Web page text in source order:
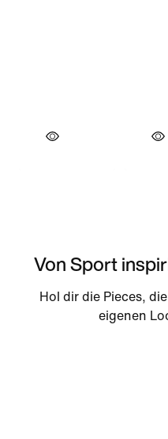
Von Sport
Hol dir die Pieces,
eigenen